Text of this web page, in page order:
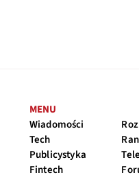
MENU
Wiadomości
Tech
Publicystyka
Fintech